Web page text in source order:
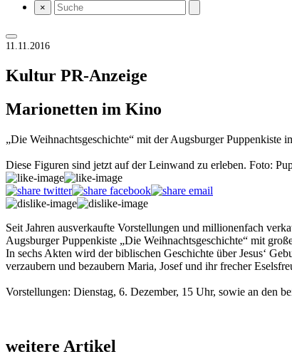
×
11.11.2016
Kultur PR-Anzeige
Marionetten im Kino
„Die Weihnachtsgeschichte“ mit der Augsburger Puppenkiste
Diese Figuren sind jetzt auf der Leinwand zu erleben. Foto:
Seit Jahren ausverkaufte Vorstellungen und millionenfach
Augsburger Puppenkiste „Die Weihnachtsgeschichte“ mit
In sechs Akten wird der biblischen Geschichte über Jesus‘
verzaubern und bezaubern Maria, Josef und ihr frecher
Vorstellungen: Dienstag, 6. Dezember, 15 Uhr, sowie an den
weitere Artikel